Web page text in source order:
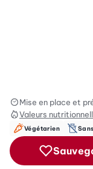
Mise en place et
Valeurs
Végétarien